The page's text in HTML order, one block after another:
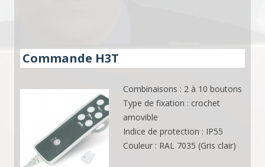
Commande H3T
Combinaisons : 2 à 10 boutons
Type de fixation : crochet
amovible
Indice de protection : IP55
Couleur : RAL 7035 (Gris clair)